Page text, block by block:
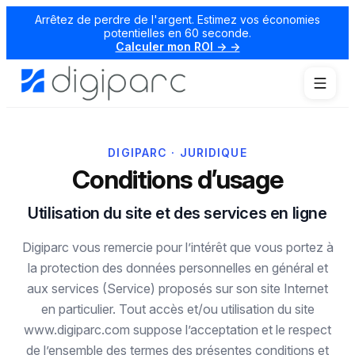
Arrêtez de perdre de l'argent. Estimez vos économies
potentielles en 60 seconde.
Calculer mon ROI → →
DIGIPARC · JURIDIQUE
Conditions d’usage
Utilisation du site et des services en ligne
Digiparc vous remercie pour l’intérêt que vous portez à
la protection des données personnelles en général et
aux services (Service) proposés sur son site Internet
en particulier. Tout accès et/ou utilisation du site
www.digiparc.com suppose l’acceptation et le respect
de l’ensemble des termes des présentes conditions et